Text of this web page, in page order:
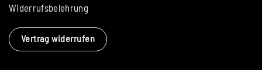
Widerrufsbelehrung
Vertrag widerrufen